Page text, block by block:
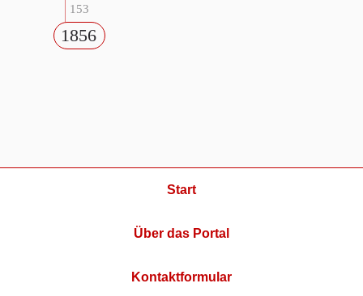
153
1856
Start
Über das Portal
Kontaktformular